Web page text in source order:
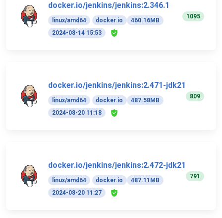
docker.io/jenkins/jenkins:2.346.1
linux/amd64 docker.io
460.16MB
2024-08-14 15:53
1095
docker.io/jenkins/jenkins:2.471-jdk21
linux/amd64 docker.io
487.58MB
2024-08-20 11:18
809
docker.io/jenkins/jenkins:2.472-jdk21
linux/amd64 docker.io
487.11MB
2024-08-20 11:27
791